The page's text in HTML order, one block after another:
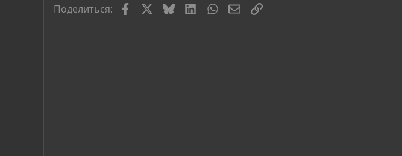
Поделиться: FacebookBlueskyLinkedInWhatsAppЭлектронная почта
Ссылка